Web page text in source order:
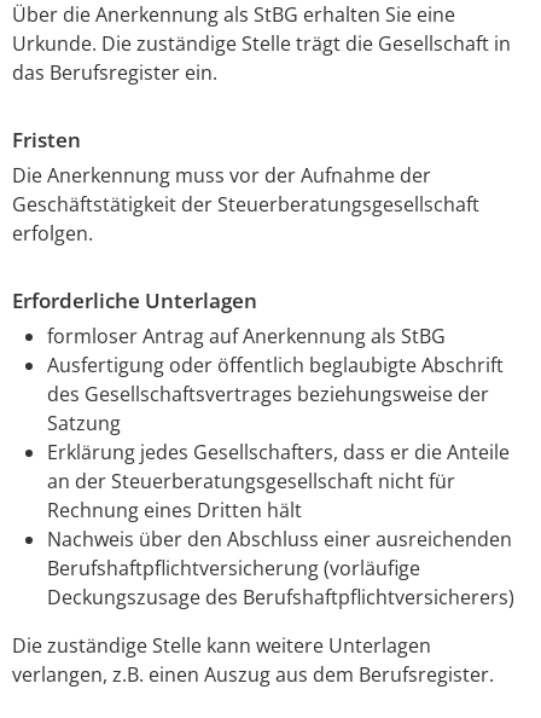
Über die Anerkennung als StBG erhalten Sie eine
Urkunde. Die zuständige Stelle trägt die Gesellschaft in
das Berufsregister ein.
Fristen
Die Anerkennung muss vor der Aufnahme der
Geschäftstätigkeit der Steuerberatungsgesellschaft
erfolgen.
Erforderliche Unterlagen
formloser Antrag auf Anerkennung als StBG
Ausfertigung oder öffentlich beglaubigte Abschrift
des Gesellschaftsvertrages beziehungsweise der
Satzung
Erklärung jedes Gesellschafters, dass er die Anteile
an der Steuerberatungsgesellschaft nicht für
Rechnung eines Dritten hält
Nachweis über den Abschluss einer ausreichenden
Berufshaftpflichtversicherung (vorläufige
Deckungszusage des Berufshaftpflichtversicherers)
Die zuständige Stelle kann weitere Unterlagen
verlangen, z.B. einen Auszug aus dem Berufsregister.